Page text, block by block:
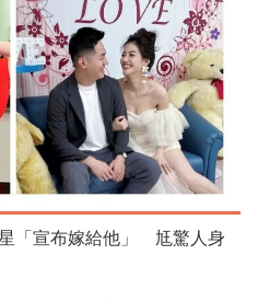
「宣布嫁給他」 尪驚人身